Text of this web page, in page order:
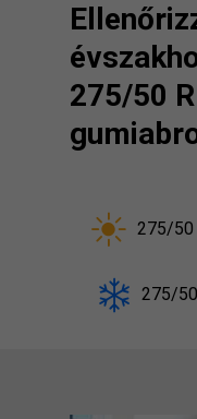
275/50
275/50
275/